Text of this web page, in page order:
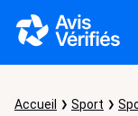
Accueil Sport